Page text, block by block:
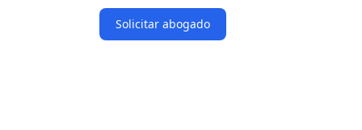
Solicitar abogado